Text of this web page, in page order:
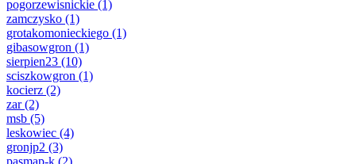
pogorzewisnickie (1)
zamczysko (1)
grotakomonieckiego (1)
gibasowgron (1)
sierpien23 (10)
sciszkowgron (1)
kocierz (2)
zar(2)
msb (5)
leskowiec (4)
gronjp2 (3)